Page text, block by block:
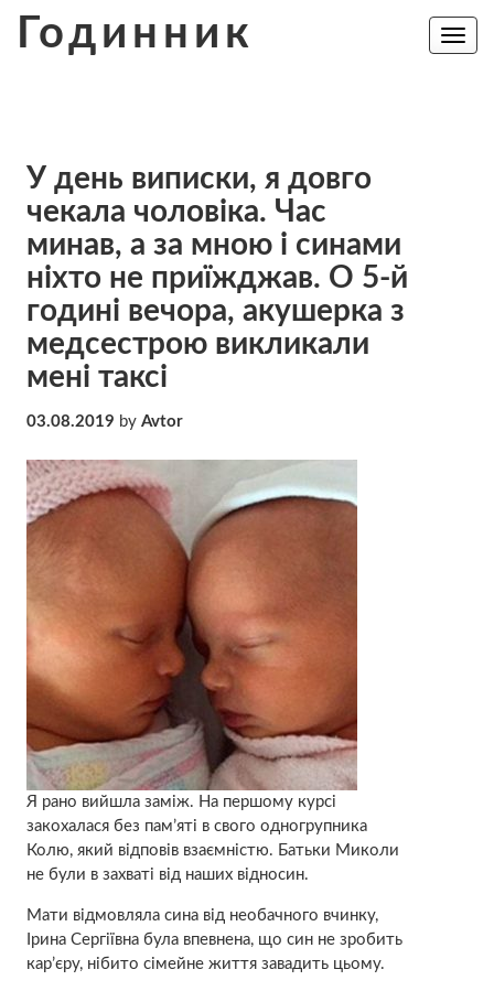
Годинник
Toggle
У день виписки, я довго
чекала чоловіка. Час
минав, а за мною і синами
ніхто не приїжджав. О 5-й
годині вечора, aкушерка з
медсестрою викликали
мені таксі
03.08.2019 by Avtor
Я рано вийшла заміж. На першому курсі
закохалася без пам’яті в свого одногрупника
Колю, який відповів взаємністю. Батьки Миколи
не були в захваті від наших відносин.
Мати відмовляла сина від необачного вчинку,
Ірина Сергіївна була впевнена, що син не зробить
кар’єру, нібито сімейне життя завадить цьому.